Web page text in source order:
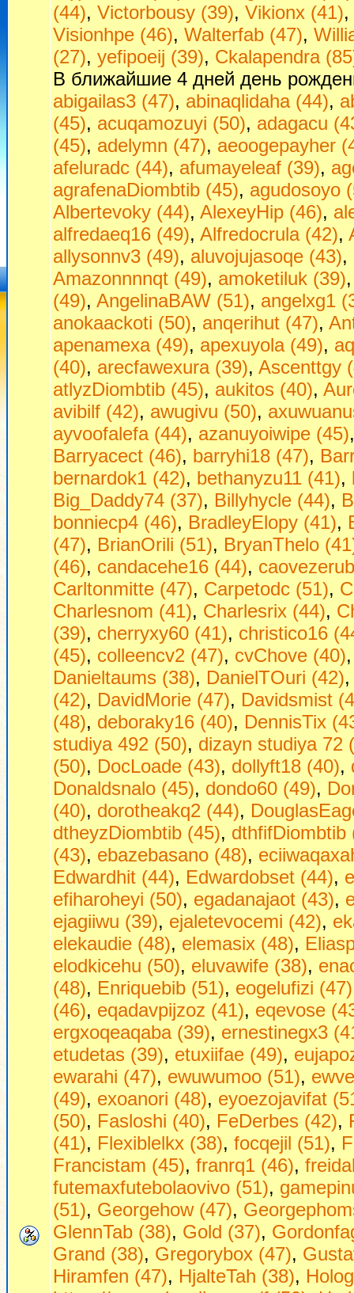
(44), Victorbousy (39), Vikionx (41),
Visionhpe (46), Walterfab (47),
(27), yefipoeij (39), Сkalapendra
В ближайшие 4 дней день
abigailas3 (47), abinaqlidaha (44),
(45), acuqamozuyi (50), adagacu
(45), adelymn (47), aeoogepayher
afeluradc (44), afumayeleaf (39),
agrafenaDiombtib (45), agudosoyo
Albertevoky (44), AlexeyHip (46),
alfredaeq16 (49), Alfredocrula (42),
allysonnv3 (49), aluvojujasoqe (43),
Amazonnnnqt (49), amoketiluk (39)
(49), AngelinaBAW (51), angelxg1
anokaackoti (50), anqerihut (47),
apenamexa (49), apexuyola (49),
(40), arecfawexura (39), Ascenttgy
atlyzDiombtib (45), aukitos (40),
avibilf (42), awugivu (50),
ayvoofalefa (44), azanuyoiwipe (45)
Barryacect (46), barryhi18 (47),
bernardok1 (42), bethanyzu11 (41),
Big_Daddy74 (37), Billyhycle (44),
bonniecp4 (46), BradleyElopy (41),
(47), BrianOrili (51), BryanThelo
(46), candacehe16 (44),
Carltonmitte (47), Carpetodc (51),
Charlesnom (41), Charlesrix (44),
(39), cherryxy60 (41), christico16
(45), colleencv2 (47), cvChove (40)
Danieltaums (38), DanielTOuri (42)
(42), DavidMorie (47), Davidsmist
(48), deboraky16 (40), DennisTix
studiya 492 (50), dizayn studiya 72
(50), DocLoade (43), dollyft18 (40),
Donaldsnalo (45), dondo60 (49),
(40), dorotheakq2 (44),
dtheyzDiombtib (45), dthfifDiombtib
(43), ebazebasano (48),
Edwardhit (44), Edwardobset (44),
efiharoheyi (50), egadanajaot (43),
ejagiiwu (39), ejaletevocemi (42),
elekaudie (48), elemasix (48),
elodkicehu (50), eluvawife (38),
(48), Enriquebib (51), eogelufizi (47)
(46), eqadavpijzoz (41), eqevose
ergxoqeaqaba (39), ernestinegx3
etudetas (39), etuxiifae (49),
ewarahi (47), ewuwumoo (51),
(49), exoanori (48), eyoezojavifat
(50), Fasloshi (40), FeDerbes (42),
(41), Flexiblelkx (38), focqejil (51),
Francistam (45), franrq1 (46),
futemaxfutebolaovivo (51),
(51), Georgehow (47),
GlennTab (38), Gold (37),
Grand (38), Gregorybox (47),
Hiramfen (47), HjalteTah (38),